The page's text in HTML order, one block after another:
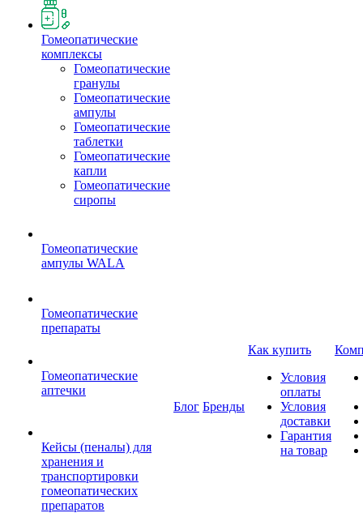
Гомеопатические
комплексы
Гомеопатические
гранулы
Гомеопатические
ампулы
Гомеопатические
таблетки
Гомеопатические
капли
Гомеопатические
сиропы
Гомеопатические
ампулы WALA
Гомеопатические
препараты
Гомеопатические
аптечки
Кейсы (пеналы) для
хранения и
транспортировки
гомеопатических
препаратов
Блог Бренды
Как купить
Условия
оплаты
Условия
доставки
Гарантия
на товар